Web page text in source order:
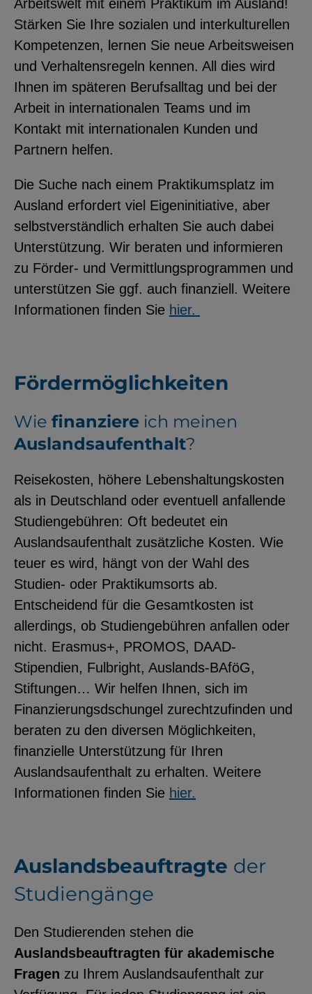
Arbeitswelt mit einem Praktikum im Ausland!
Stärken Sie Ihre sozialen und interkulturellen
Kompetenzen, lernen Sie neue Arbeitsweisen
und Verhaltensregeln kennen. All dies wird
Ihnen im späteren Berufsalltag und bei der
Arbeit in internationalen Teams und im
Kontakt mit internationalen Kunden und
Partnern helfen.
Die Suche nach einem Praktikumsplatz im
Ausland erfordert viel Eigeninitiative, aber
selbstverständlich erhalten Sie auch dabei
Unterstützung. Wir beraten und informieren
zu Förder- und Vermittlungsprogrammen und
unterstützen Sie ggf. auch finanziell. Weitere
Informationen finden Sie hier.
Fördermöglichkeiten
Wie finanziere ich meinen
Auslandsaufenthalt?
Reisekosten, höhere Lebenshaltungskosten
als in Deutschland oder eventuell anfallende
Studiengebühren: Oft bedeutet ein
Auslandsaufenthalt zusätzliche Kosten. Wie
teuer es wird, hängt von der Wahl des
Studien- oder Praktikumsorts ab.
Entscheidend für die Gesamtkosten ist
allerdings, ob Studiengebühren anfallen oder
nicht. Erasmus+, PROMOS, DAAD-
Stipendien, Fulbright, Auslands-BAföG,
Stiftungen… Wir helfen Ihnen, sich im
Finanzierungsdschungel zurechtzufinden und
beraten zu den diversen Möglichkeiten,
finanzielle Unterstützung für Ihren
Auslandsaufenthalt zu erhalten. Weitere
Informationen finden Sie hier.
Auslandsbeauftragte der
Studiengänge
Den Studierenden stehen die
Auslandsbeauftragten für akademische
Fragen zu Ihrem Auslandsaufenthalt zur